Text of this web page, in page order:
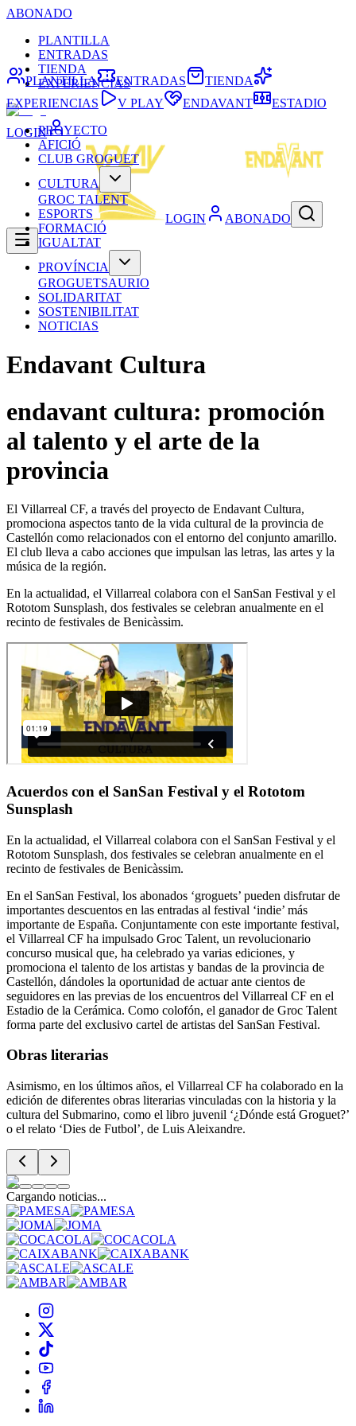
ABONADO
PLANTILLA
ENTRADAS
TIENDA
EXPERIENCIAS
LOGIN
LOGIN ABONADO
PLANTILLA ENTRADAS
TIENDA
EXPERIENCIAS
V PLAY ENDAVANT
ESTADIO
PROYECTO
AFICIÓ
CLUB GROGUET
CULTURA
GROC TALENT
ESPORTS
FORMACIÓ
IGUALTAT
PROVÍNCIA
GROGUETSAURIO
SOLIDARITAT
SOSTENIBILITAT
NOTICIAS
Endavant Cultura
endavant cultura: promoción
al talento y el arte de la
provincia
El Villarreal CF, a través del proyecto de Endavant Cultura,
promociona aspectos tanto de la vida cultural de la provincia de
Castellón como relacionados con el entorno del conjunto amarillo.
El club lleva a cabo acciones que impulsan las letras, las artes y la
música de la región.
En la actualidad, el Villarreal colabora con el SanSan Festival y el
Rototom Sunsplash, dos festivales se celebran anualmente en el
recinto de festivales de Benicàssim.
Acuerdos con el SanSan Festival y el Rototom
Sunsplash
En la actualidad, el Villarreal colabora con el SanSan Festival y el
Rototom Sunsplash, dos festivales se celebran anualmente en el
recinto de festivales de Benicàssim.
En el SanSan Festival, los abonados ‘groguets’ pueden disfrutar de
importantes descuentos en las entradas al festival ‘indie’ más
importante de España. Conjuntamente con este importante festival,
el Villarreal CF ha impulsado Groc Talent, un revolucionario
concurso musical que, ha celebrado ya varias ediciones, y
promociona el talento de los artistas y bandas de la provincia de
Castellón, dándoles la oportunidad de actuar ante cientos de
seguidores en las previas de los encuentros del Villarreal CF en el
Estadio de la Cerámica. Como colofón, el ganador de Groc Talent
forma parte del exclusivo cartel de artistas del SanSan Festival.
Obras literarias
Asimismo, en los últimos años, el Villarreal CF ha colaborado en la
edición de diferentes obras literarias vinculadas con la historia y la
cultura del Submarino, como el libro juvenil ‘¿Dónde está Groguet?’
o el relato ‘Dies de Futbol’, de Luis Aleixandre.
Cargando noticias...